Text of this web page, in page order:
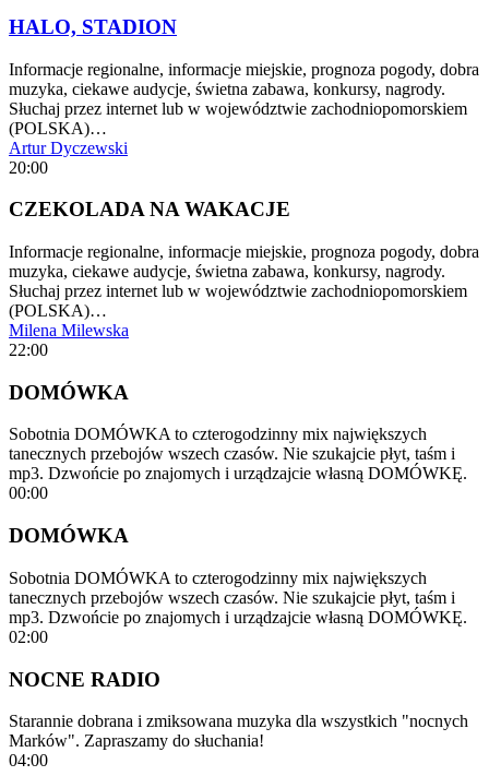
HALO, STADION
Informacje regionalne, informacje miejskie, prognoza pogody, dobra
muzyka, ciekawe audycje, świetna zabawa, konkursy, nagrody.
Słuchaj przez internet lub w województwie zachodniopomorskiem
(POLSKA)…
Artur Dyczewski
20:00
CZEKOLADA NA WAKACJE
Informacje regionalne, informacje miejskie, prognoza pogody, dobra
muzyka, ciekawe audycje, świetna zabawa, konkursy, nagrody.
Słuchaj przez internet lub w województwie zachodniopomorskiem
(POLSKA)…
Milena Milewska
22:00
DOMÓWKA
Sobotnia DOMÓWKA to czterogodzinny mix największych
tanecznych przebojów wszech czasów. Nie szukajcie płyt, taśm i
mp3. Dzwońcie po znajomych i urządzajcie własną DOMÓWKĘ.
00:00
DOMÓWKA
Sobotnia DOMÓWKA to czterogodzinny mix największych
tanecznych przebojów wszech czasów. Nie szukajcie płyt, taśm i
mp3. Dzwońcie po znajomych i urządzajcie własną DOMÓWKĘ.
02:00
NOCNE RADIO
Starannie dobrana i zmiksowana muzyka dla wszystkich "nocnych
Marków". Zapraszamy do słuchania!
04:00